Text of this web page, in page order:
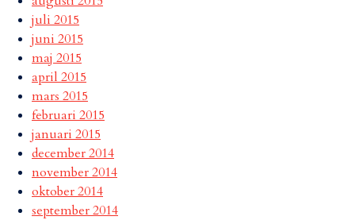
juli 2015
juni 2015
maj 2015
april 2015
mars 2015
februari 2015
januari 2015
december 2014
november 2014
oktober 2014
september 2014